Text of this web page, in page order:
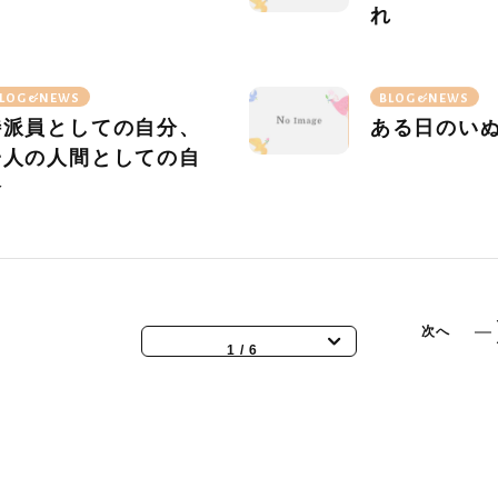
れ
員としての自分、
の人間としての自
BLOG&NEWS
ある日のい
1 / 6
次へ